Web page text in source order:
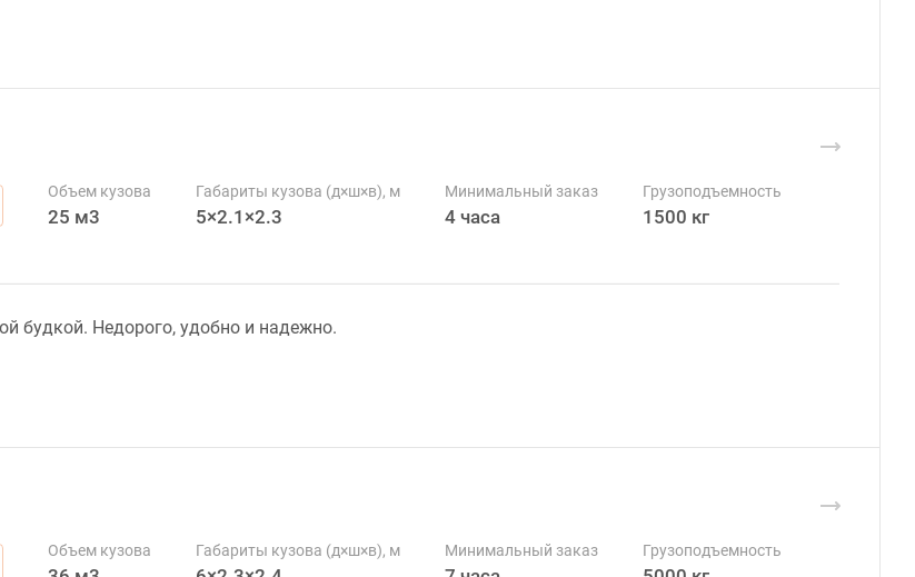
Объем кузова
25 м3
Габариты кузова (д×ш×в), м
5×2.1×2.3
Минимальный заказ
4 часа
Грузоподъемность
1500 кг
будкой. Недорого, удобно и надежно.
Объем кузова Габариты кузова (д×ш×в), м Минимальный заказ Грузоподъемность